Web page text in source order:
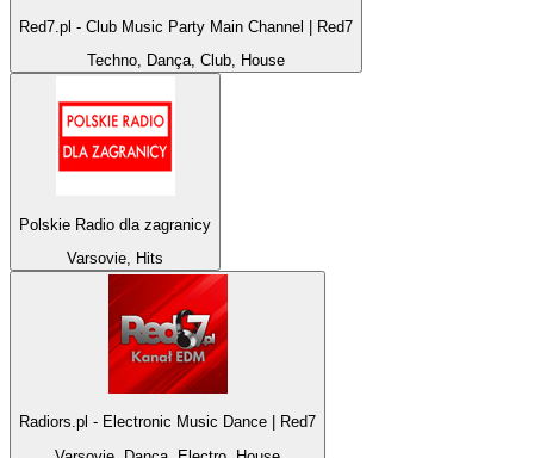
Red7.pl - Club Music Party Main Channel | Red7
Techno, Dança, Club, House
Polskie Radio dla zagranicy
Varsovie, Hits
Radiors.pl - Electronic Music Dance | Red7